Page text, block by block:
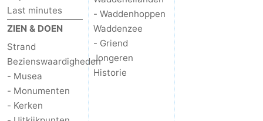
Wadlopen
Eten
en
drinken
Nachtleven
Zeehonden
Vuurtoren
Evenementen
Last minutes
ZIEN & DOEN
Strand
Bezienswaardigheden
- Musea
- Monumenten
- Kerken
- Waddenhoppen
Waddenzee
- Griend
Jongeren
Historie